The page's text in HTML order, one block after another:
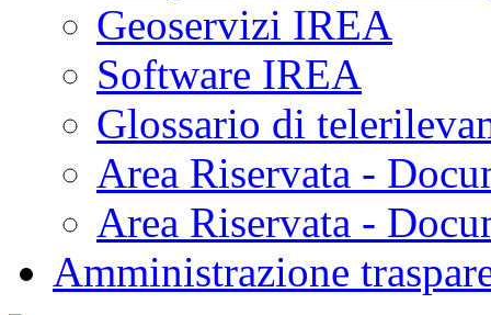
Geoservizi IREA
Software IREA
Glossario di
Area Riservata -
Area Riservata -
Amministrazione